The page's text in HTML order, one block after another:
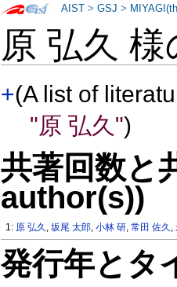
原 弘久
+(A list of
"原 弘久")
共著回数と
author(s))
1: 原 弘久 ,坂尾 太郎,小林 研,常田 佐久 ,
発行年とタ
AIST >GSJ >